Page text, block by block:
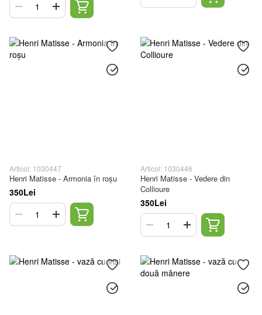
Articol: 1030447
Henri Matisse - Armonia în roșu
350Lei
Articol: 1030446
Henri Matisse - Vedere din
Collioure
350Lei